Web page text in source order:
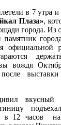
в 7 утра и
Плаза»,
города. Из
памятник
официальной
вождя
после
вкусный
в 12 часов